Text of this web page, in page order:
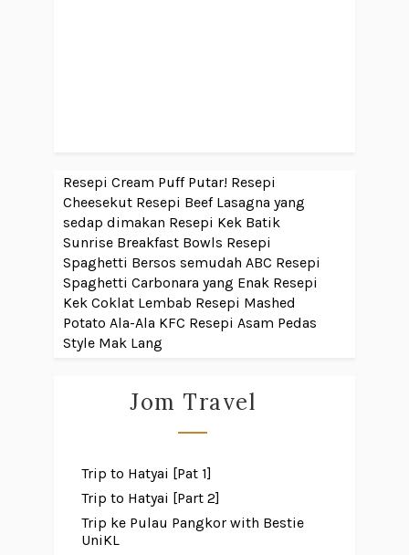
Resepi Cream Puff Putar! Resepi
Cheesekut Resepi Beef Lasagna yang
sedap dimakan Resepi Kek Batik
Sunrise Breakfast Bowls Resepi
Spaghetti Bersos semudah ABC Resepi
Spaghetti Carbonara yang Enak Resepi
Kek Coklat Lembab Resepi Mashed
Potato Ala-Ala KFC Resepi Asam Pedas
Style Mak Lang
Jom Travel
Trip to Hatyai [Pat 1]
Trip to Hatyai [Part 2]
Trip ke Pulau Pangkor with Bestie
UniKL